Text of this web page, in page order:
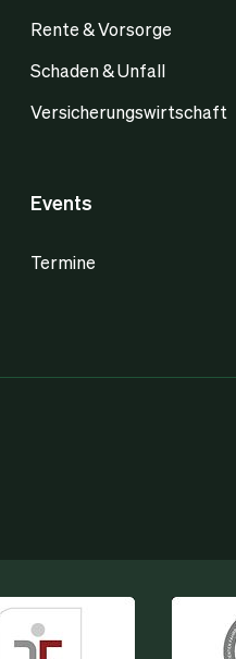
Rente & Vorsorge
Schaden & Unfall
Versicherungswirtschaft
Events
Termine